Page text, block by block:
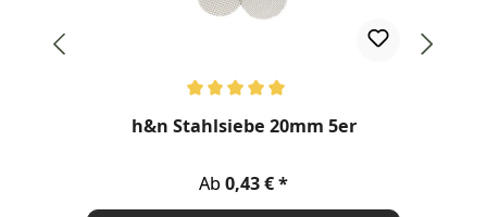
h&n Stahlsiebe 20mm 5er
Regulärer Preis:
Ab 0,43 €